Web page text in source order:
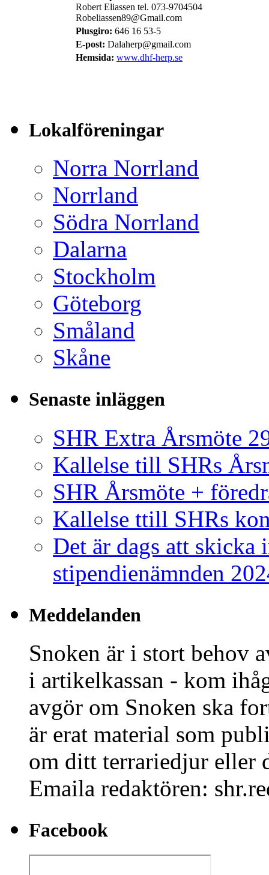
Robert Eliassen tel. 073-9704504
Robeliassen89@Gmail.com
Plusgiro: 646 16 53-5
E-post: Dalaherp@gmail.com
Hemsida: www.dhf-herp.se
Lokalföreningar
Norra Norrland
Norrland
Södra Norrland
Dalarna
Stockholm
Göteborg
Småland
Skåne
Senaste inläggen
SHR Extra Årsmöte
Kallelse till SHRs
SHR Årsmöte +
Kallelse ttill SHRs
Det är dags att
stipendienämnden
Meddelanden
Snoken är i stort behov
i artikelkassan - kom
avgör om Snoken ska
är erat material som
om ditt terrariedjur eller
Emaila redaktören:
Facebook